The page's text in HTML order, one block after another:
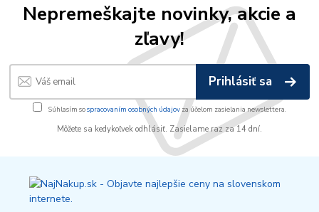
Nepremeškajte novinky, akcie a
zľavy!
Prihlásiť sa
Súhlasím sospracovaním osobných údajov za účelom zasielania newslettera.
Môžete sa kedykoľvek odhlásiť. Zasielame raz za 14 dní.